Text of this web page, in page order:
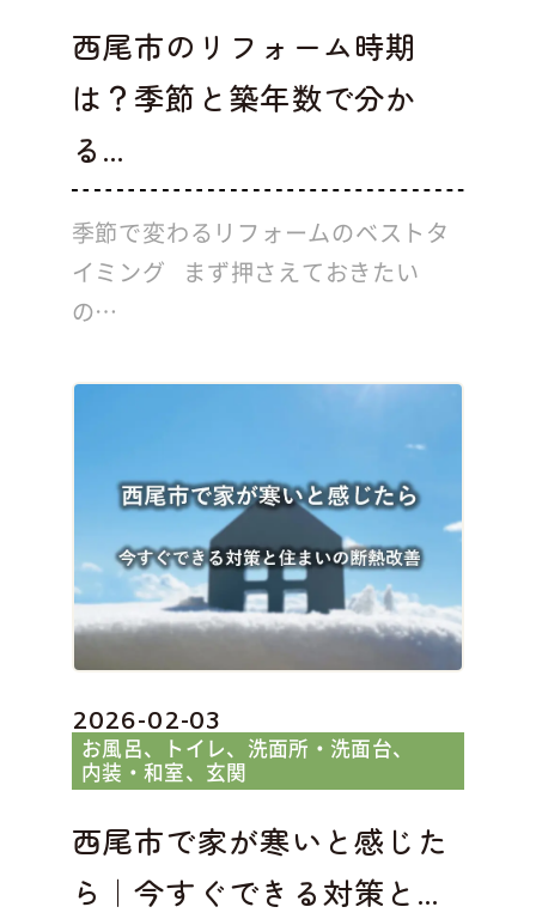
西尾市のリフォーム時期
は？季節と築年数で分か
る...
季節で変わるリフォームのベストタ
イミング まず押さえておきたい
の…
2026-02-03
お風呂 トイレ
洗面所・洗面台
内装・和室
玄関
西尾市で家が寒いと感じた
ら｜今すぐできる対策と...